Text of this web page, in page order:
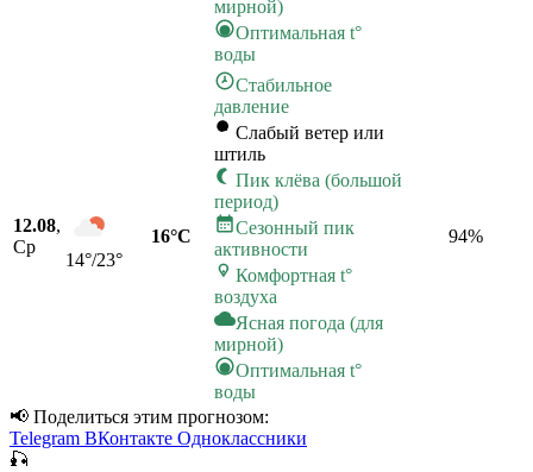
мирной)
Оптимальная t°
воды
12.08,
Ср
14°/23°
16°C
Стабильное
давление
Слабый ветер или
штиль
Пик клёва (большой
период)
Сезонный пик
активности
Комфортная t°
воздуха
Ясная погода (для
мирной)
Оптимальная t°
воды
94%
📢 Поделиться этим прогнозом:
Telegram ВКонтакте Одноклассники
🎣